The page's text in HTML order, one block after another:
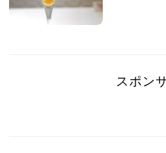
スポン